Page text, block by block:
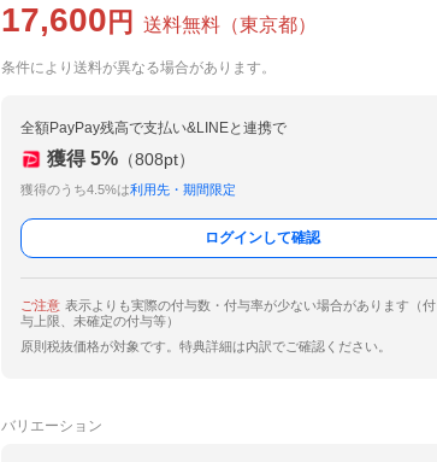
17,600 円 送料無料 （東京都）
条件により送料が異なる場合があります。
全額PayPay残高で支払い&LINEと連携で
獲得 5% （808pt）
獲得のうち4.5%は利用先・期間限定
ログインして確認
ご注意 表示よりも実際の付与数・付与率が少ない場合があります（付
与上限、未確定の付与等）
原則税抜価格が対象です。特典詳細は内訳でご確認ください。
バリエーション